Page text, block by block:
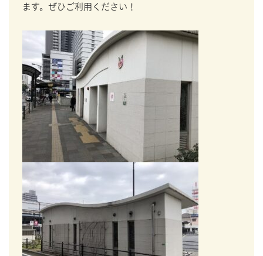
ます。ぜひご利用ください！